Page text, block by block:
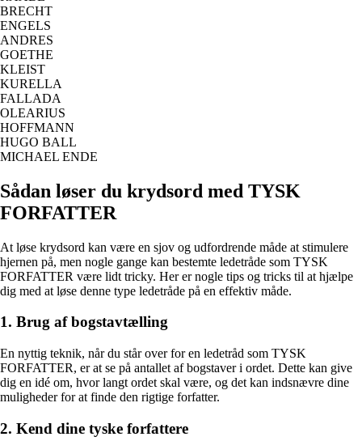
BRECHT
ENGELS
ANDRES
GOETHE
KLEIST
KURELLA
FALLADA
OLEARIUS
HOFFMANN
HUGO BALL
MICHAEL ENDE
Sådan løser du krydsord med TYSK
FORFATTER
At løse krydsord kan være en sjov og udfordrende måde at stimulere
hjernen på, men nogle gange kan bestemte ledetråde som TYSK
FORFATTER være lidt tricky. Her er nogle tips og tricks til at hjælpe
dig med at løse denne type ledetråde på en effektiv måde.
1. Brug af bogstavtælling
En nyttig teknik, når du står over for en ledetråd som TYSK
FORFATTER, er at se på antallet af bogstaver i ordet. Dette kan give
dig en idé om, hvor langt ordet skal være, og det kan indsnævre dine
muligheder for at finde den rigtige forfatter.
2. Kend dine tyske forfattere